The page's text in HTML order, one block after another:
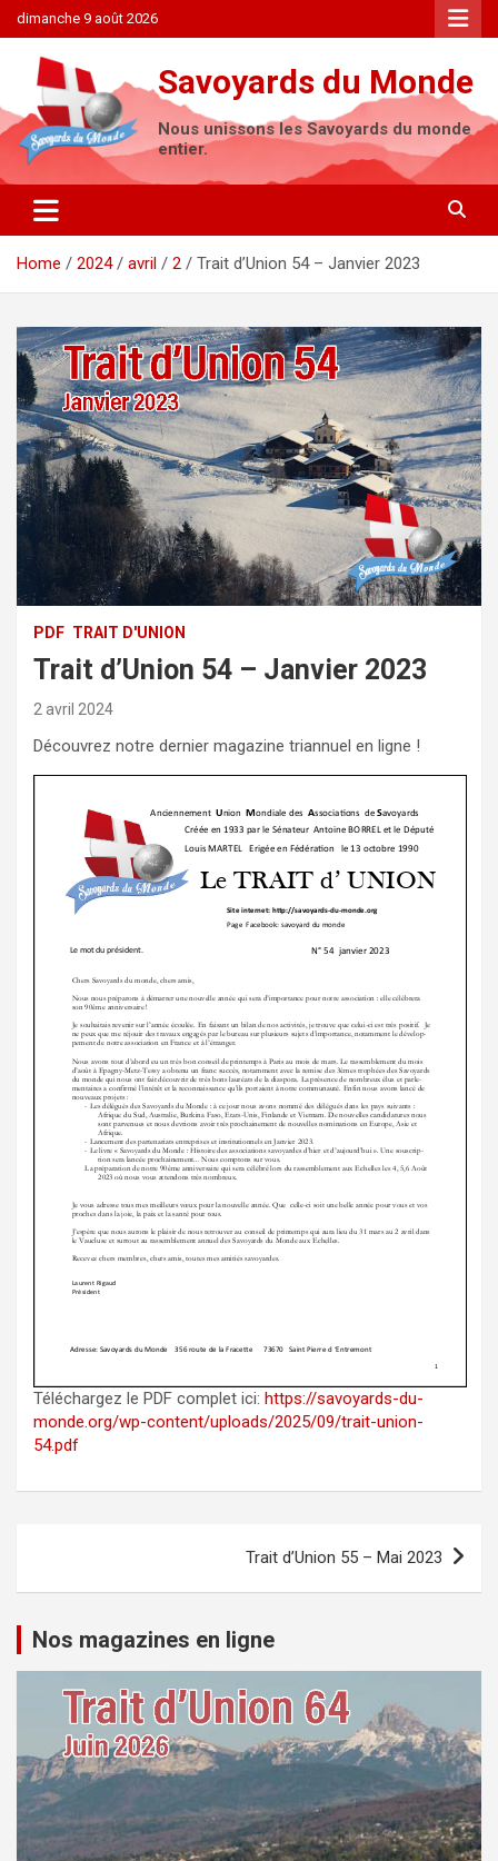
Skip
to
content
dimanche 9 août 2026
Savoyards du Monde
Nous unissons les Savoyards du monde
entier.
Home 2024 avril 2 Trait d’Union 54 – Janvier 2023
PDF TRAIT D'UNION
Trait d’Union 54 – Janvier 2023
2 avril 2024
Découvrez notre dernier magazine triannuel en ligne !
Téléchargez le PDF complet ici: https://savoyards-du-
monde.org/wp-content/uploads/2025/09/trait-union-
54.pdf
Trait d’Union 55 – Mai 2023
Nos magazines en ligne